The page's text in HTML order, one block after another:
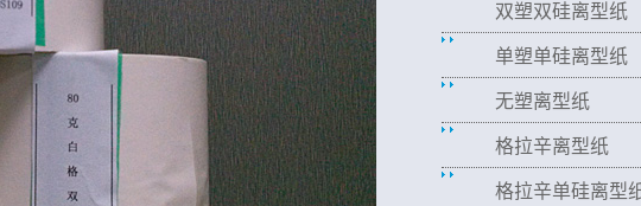
双塑双硅离型纸
单塑单硅离型纸
无塑离型纸
格拉辛离型纸
格拉辛单硅离型